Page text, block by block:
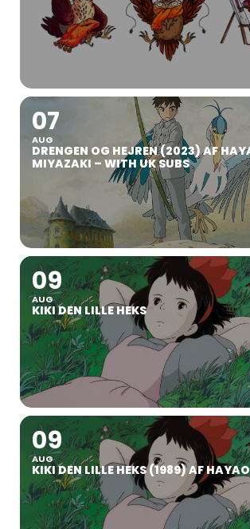
07
AUG
DRENGEN OG HEJREN (2023) AF
MIYAZAKI – WITH UK SUBS
09
AUG
KIKI DEN LILLE HEKS
09
AUG
KIKI DEN LILLE HEKS (1989) AF